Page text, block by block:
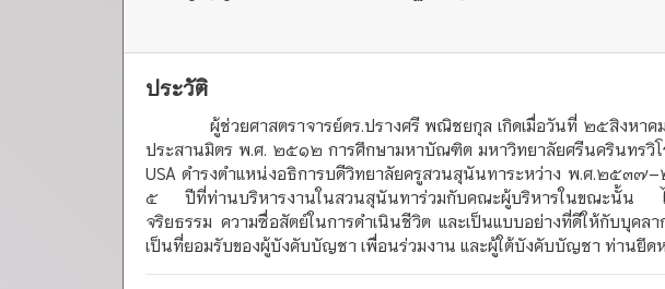
ประวัติ
ผู้ช่วยศาสตราจารย์ดร.ปรางศรี พณิชยกุล เกิดเมื่อวันที่ ๒๕สิงหาคม
ประสานมิตร พ.ศ. ๒๕๑๒ การศึกษามหาบัณฑิต มหาวิทยาลัยศรีนครินทรวิโ
USA ดำรงตำแหน่งอธิการบดีวิทยาลัยครูสวนสุนันทาระหว่าง พ.ศ.๒๕
๕ ปีที่ท่านบริหารงานในสวนสุนันทาร่วมกับคณะผู้บริหารในขณะนั้น ได้
จริยธรรม ความซื่อสัตย์ในการดำเนินชีวิต และเป็นแบบอย่างที่ดีให้กับบุค
เป็นที่ยอมรับของผู้บังคับบัญชา เพื่อนร่วมงาน และผู้ใต้บังคับบัญชา ท่านยึด